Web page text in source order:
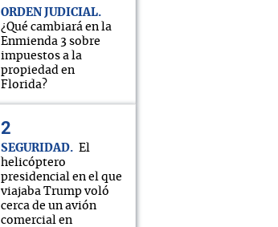
ORDEN JUDICIAL
¿Qué cambiará en la
Enmienda 3 sobre
impuestos a la
propiedad en
Florida?
SEGURIDAD
El
helicóptero
presidencial en el que
viajaba Trump voló
cerca de un avión
comercial en